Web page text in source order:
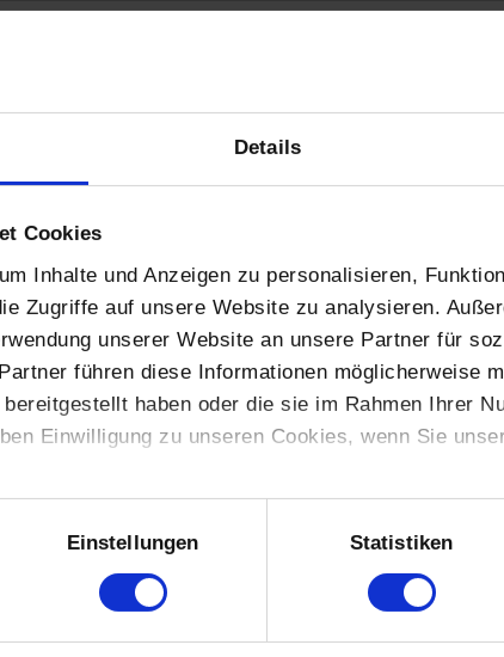
Details
Cookies
Inhalte und Anzeigen zu personalisieren,
Zugriffe auf unsere Website zu analysieren.
unserer Website an unsere Partner für
führen diese Informationen möglicherweise
haben oder die sie im Rahmen Ihrer
Einwilligung zu unseren Cookies, wenn Sie
Einstellungen Statistiken
von uns entsprechend unserer